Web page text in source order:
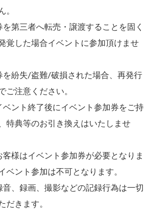
。
第三者へ転売・譲渡することを固く
覚した場合イベントに参加頂けませ
を紛失/盗難/破損された場合、再発行
ご注意ください。
ベント終了後にイベント参加券をご持
特典等のお引き換えはいたしませ
様はイベント参加券が必要となりま
ベント参加は不可となります。
、録画、撮影などの記録行為は一切
だきます。